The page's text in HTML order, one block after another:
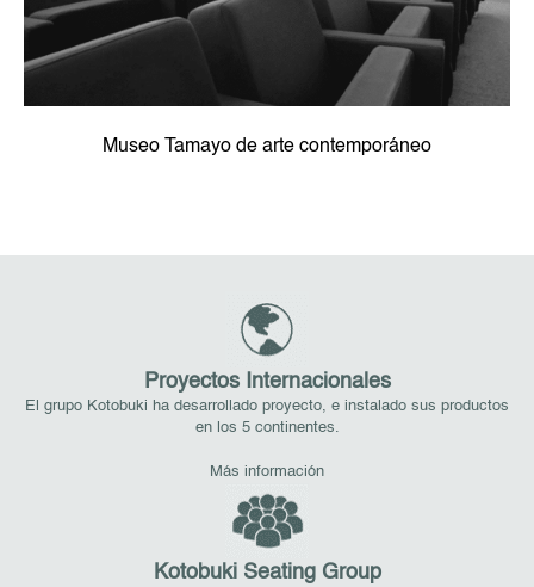
Museo Tamayo de arte contemporáneo
Proyectos Internacionales
El grupo Kotobuki ha desarrollado proyecto, e instalado sus productos
en los 5 continentes.
Más información
Kotobuki Seating Group